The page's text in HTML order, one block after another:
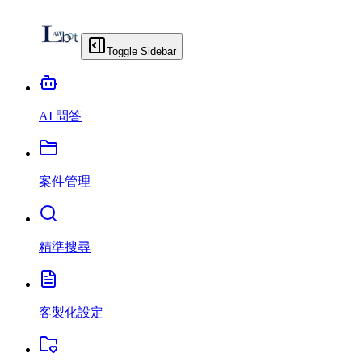
Toggle Sidebar
AI 問答
案件管理
精準搜尋
客製化設定